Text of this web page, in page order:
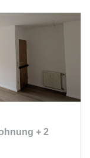
+ 2